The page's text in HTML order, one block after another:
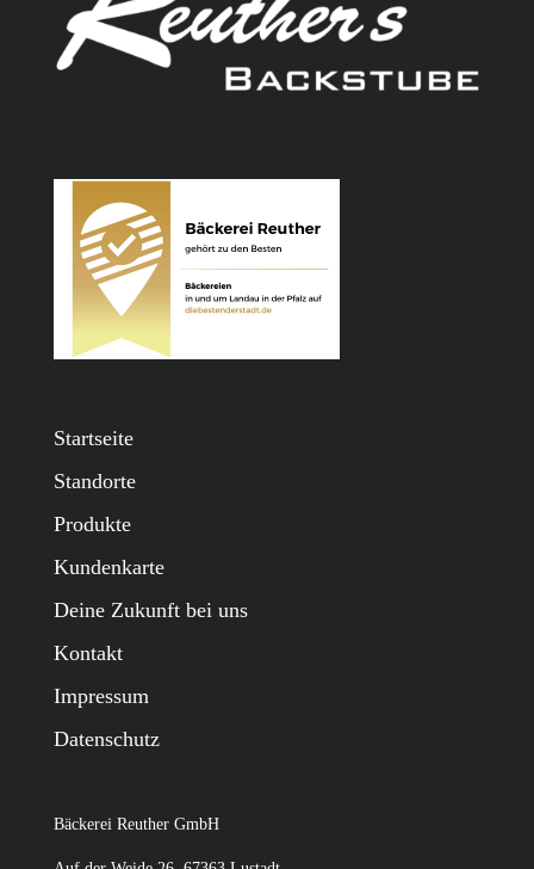
Startseite
Standorte
Produkte
Kundenkarte
Deine Zukunft bei uns
Kontakt
Impressum
Datenschutz
Bäckerei Reuther GmbH